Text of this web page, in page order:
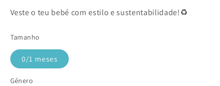
Veste o teu bebé com estilo e sustentabilidade!♻️
Tamanho
0/1 meses
Género